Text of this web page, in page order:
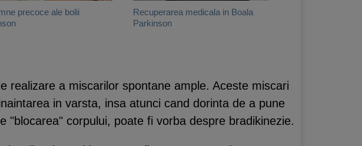
precoce ale bolii
Recuperarea medicala in Boala
Parkinson
realizare a miscarilor spontane ample. Aceste miscari
in varsta, insa atunci cand dorinta de a pune
corpului, poate fi vorba despre bradikinezie.